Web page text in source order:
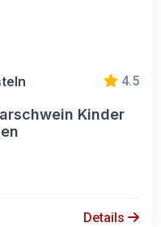
4.5
Kinder
Details